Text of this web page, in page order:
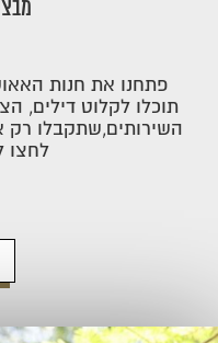
פתחנו את חנות
תוכלו לקלוט דילים,
השירותים,שתקבלו רק
לחצו